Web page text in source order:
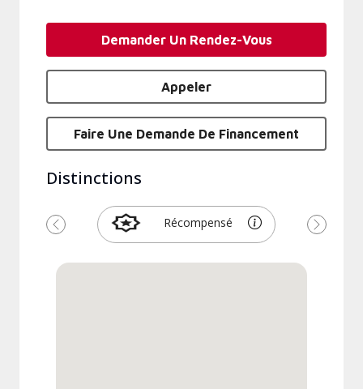
Demander Un Rendez-Vous
Appeler
Faire Une Demande De Financement
Distinctions
Récompensé
Précédent Suivant